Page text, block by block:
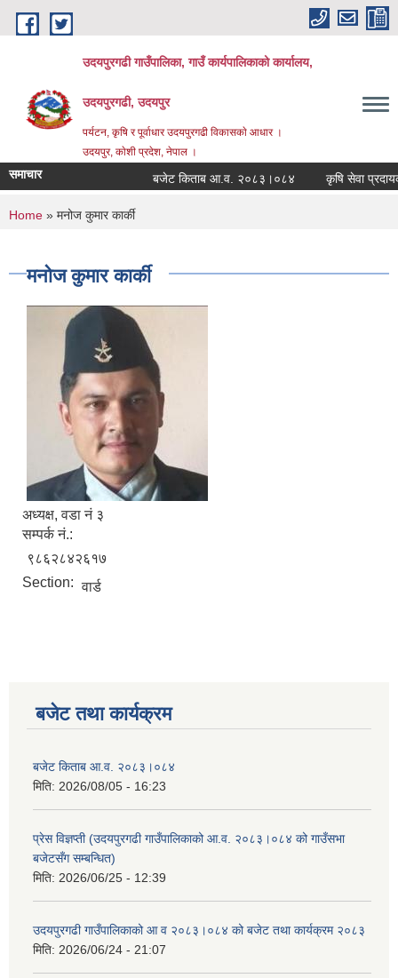
Skip to main content
उदयपुरगढी गाउँपालिका, गाउँ कार्यपालिकाको कार्यालय,
उदयपुरगढी, उदयपुर
पर्यटन, कृषि र पूर्वाधार उदयपुरगढी विकासकाे आधार ।
उदयपुर, काेशी प्रदेश, नेपाल ।
समाचार बजेट किताब आ.व. २०८३।०८४ कृषि सेवा
You are here
Home » मनोज कुमार कार्की
मनोज कुमार कार्की
अध्यक्ष, वडा नं ३
सम्पर्क नं.:
९८६२८४२६१७
Section: वार्ड
बजेट तथा कार्यक्रम
बजेट किताब आ.व. २०८३।०८४
मिति: 2026/08/05 - 16:23
प्रेस विज्ञप्ती (उदयपुरगढी गाउँपालिकाको आ.व. २०८३।०८४ को गाउँसभा
बजेटसँग सम्बन्धित)
मिति: 2026/06/25 - 12:39
उदयपुरगढी गाउँपालिकाको आ व २०८३।०८४ को बजेट तथा कार्यक्रम २०८३
मिति: 2026/06/24 - 21:07